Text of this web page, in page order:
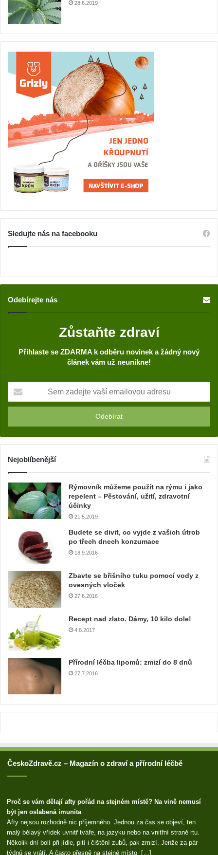
28.6.2019
Sledujte nás na facebooku
Odebírejte nás
Zůstaňte zdraví
Přihlaste se ZDARMA k odběru novinek a žádný nový
článek vám už neunikne!
m
a
d
j
v
a
š
í
l
v
o
d
r
Nejoblíbenější
Rýmovník můžeme použít na rýmu i jako
repelent – Pěstování, užití, zdravotní
účinky
21.5.2019
Budete se divit, co vyjde z vašich útrob
po třech dnech konzumace
18.9.2016
Zbavte se břišního tuku pomocí vody z
ovesných vloček
27.6.2016
Recept nad zlato. Dámy, 10 kilo dole!
4.8.2017
Přírodní léčba lipomů: zmizí do 8 dnů
27.7.2016
ČeskoZdravě.cz – Magazín o zdraví a přírodní léčbě
Proč se vám dělají afty pořád na stejném místě? Na vině nemusí
být jen oslabená imunita
Afty nejsou rozhodně nic příjemného. Jednou za čas se objeví, ten
malý bělavý vřídek uvnitř tváře, na jazyku nebo na vnitřní straně rtu.
Několik dní bolí při jídle, pití i čištění zubů, pak zmizí. Jenže za pár
týdnů se vrátí. A často přesně na stejné místo. […]